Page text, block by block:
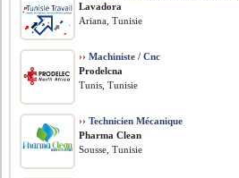
Lavadora
Ariana, Tunisie
›› Machiniste / Cnc
Prodelcna
Tunis, Tunisie
›› Technicien Mécanique
Pharma Clean
Sousse, Tunisie